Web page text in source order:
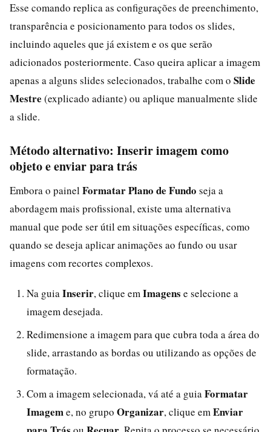
Esse comando replica as configurações de preenchimento,
transparência e posicionamento para todos os slides,
incluindo aqueles que já existem e os que serão
adicionados posteriormente. Caso queira aplicar a imagem
apenas a alguns slides selecionados, trabalhe com o Slide
Mestre (explicado adiante) ou aplique manualmente slide
a slide.
Método alternativo: Inserir imagem como
objeto e enviar para trás
Embora o painel Formatar Plano de Fundo seja a
abordagem mais profissional, existe uma alternativa
manual que pode ser útil em situações específicas, como
quando se deseja aplicar animações ao fundo ou usar
imagens com recortes complexos.
Na guia Inserir, clique em Imagens e selecione a
imagem desejada.
Redimensione a imagem para que cubra toda a área do
slide, arrastando as bordas ou utilizando as opções de
formatação.
Com a imagem selecionada, vá até a guia Formatar
Imageme, no grupo Organizar, clique em Enviar